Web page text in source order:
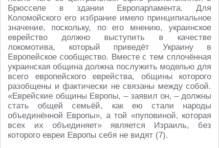
Брюсселе в здании Европарламента. Для
Коломойского его избрание имело принципиальное
значение, поскольку, по его мнению, украинское
еврейство должно выступить в качестве
локомотива, который приведёт Украину в
Европейское сообщество. Вместе с тем сплочённая
украинская община должна послужить моделью для
всего европейского еврейства, общины которого
разобщены и фактически не связаны между собой.
«Еврейские общины Европы, – заявил он, – должны
стать общей семьёй, как ею стали народы
объединённой Европы», а той «пуповиной, которая
всех их объединяет» является Израиль, без
которого евреи Европы себя не видят (7).